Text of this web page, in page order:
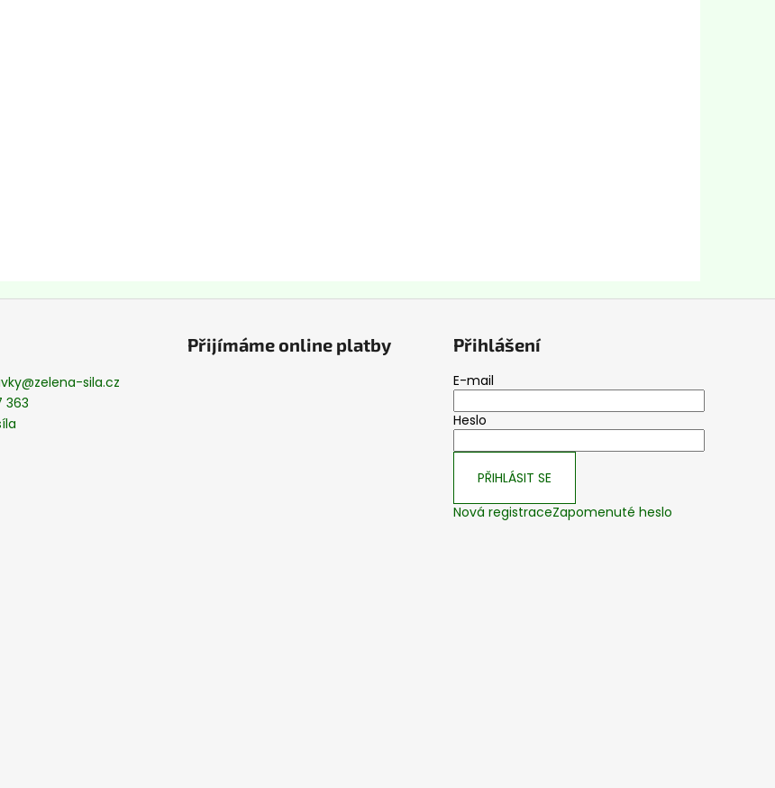
@zelena-sila.cz
363
Přijímáme online platby Přihlášení
E-mail
Heslo
PŘIHLÁSIT SE
Nová registraceZapomenuté heslo